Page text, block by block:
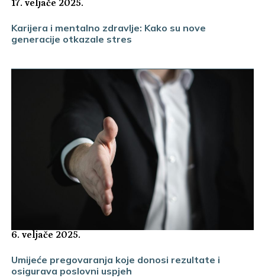
17. veljače 2025.
Karijera i mentalno zdravlje: Kako su nove
generacije otkazale stres
6. veljače 2025.
Umijeće pregovaranja koje donosi rezultate i
osigurava poslovni uspjeh